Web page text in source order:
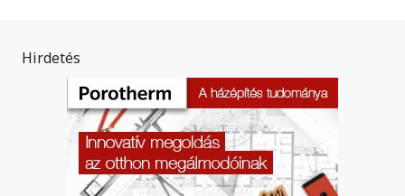
Hirdetés